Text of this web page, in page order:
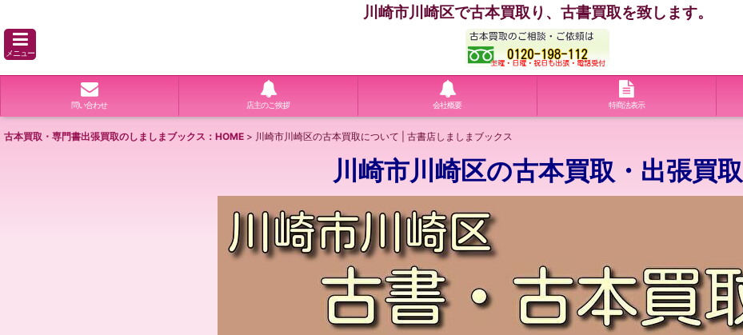
川崎市川崎区で古本買取り、古書買取を致します。
メニュー
問い合わせ 店主のご挨拶 会社概要 特商法表示
古本買取・専門書出張買取のしましまブックス：HOME > 川崎市川崎区の古本買取について | 古書店しましまブックス
川崎市川崎区の古本買取・出張買取